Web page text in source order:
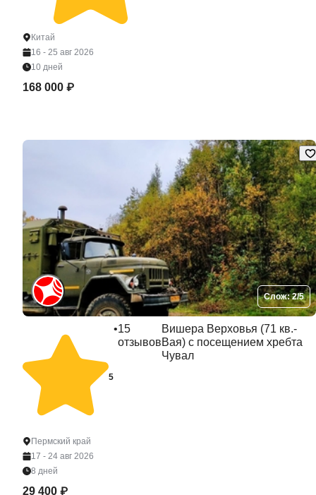
Китай
16 - 25 авг 2026
10 дней
168 000 ₽
Слож: 2/5
5
•15
отзывов
Вишера Верховья (71 кв.-
Вая) с посещением хребта
Чувал
Пермский край
17 - 24 авг 2026
8 дней
29 400 ₽